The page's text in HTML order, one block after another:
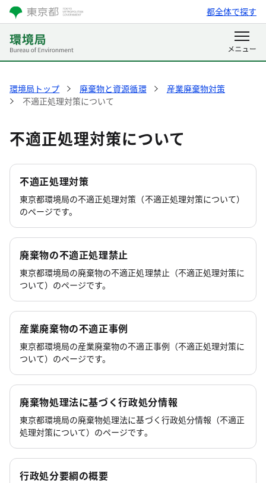
都全体で探す
環境局トップ 廃棄物と資源循環
産業廃棄物対策
不適正処理対策について
不適正処理対策について
不適正処理対策
東京都環境局の不適正処理対策（不適正処理対策について）
のページです。
廃棄物の不適正処理禁止
東京都環境局の廃棄物の不適正処理禁止（不適正処理対策に
ついて）のページです。
産業廃棄物の不適正事例
東京都環境局の産業廃棄物の不適正事例（不適正処理対策に
ついて）のページです。
廃棄物処理法に基づく行政処分情報
東京都環境局の廃棄物処理法に基づく行政処分情報（不適正
処理対策について）のページです。
行政処分要綱の概要